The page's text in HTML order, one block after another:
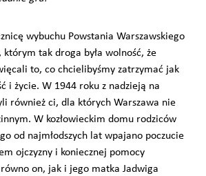
wybuchu Powstania Warszawskiego
tak droga była wolność, że
to, co chcielibyśmy zatrzymać jak
i życie. W 1944 roku z nadzieją na
również ci, dla których Warszawa nie
W kozłowieckim domu rodziców
od najmłodszych lat wpajano poczucie
ojczyzny i koniecznej pomocy
on, jak i jego matka Jadwiga